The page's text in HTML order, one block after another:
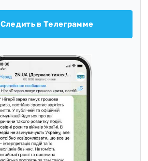
Следить в Телеграмме